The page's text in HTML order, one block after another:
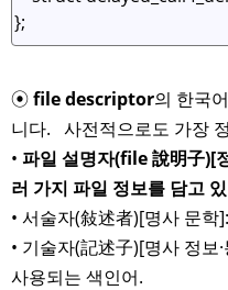
⦿file descriptor의 한국
니다. 사전적으로도 가장
• 파일 설명자(file 說明子)[
러 가지 파일 정보를 담고
• 서술자(敍述者)[명사 문
• 기술자(記述子)[명사 정
사용되는 색인어.